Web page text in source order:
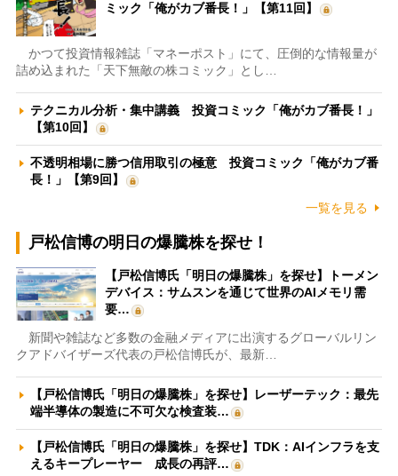
ミック「俺がカブ番長！」【第11回】
かつて投資情報雑誌「マネーポスト」にて、圧倒的な情報量が
詰め込まれた「天下無敵の株コミック」とし…
テクニカル分析・集中講義 投資コミック「俺がカブ番長！」
【第10回】
不透明相場に勝つ信用取引の極意 投資コミック「俺がカブ番
長！」【第9回】
一覧を見る
戸松信博の明日の爆騰株を探せ！
【戸松信博氏「明日の爆騰株」を探せ】トーメン
デバイス：サムスンを通じて世界のAIメモリ需
要…
新聞や雑誌など多数の金融メディアに出演するグローバルリン
クアドバイザーズ代表の戸松信博氏が、最新…
【戸松信博氏「明日の爆騰株」を探せ】レーザーテック：最先
端半導体の製造に不可欠な検査装…
【戸松信博氏「明日の爆騰株」を探せ】TDK：AIインフラを支
えるキープレーヤー 成長の再評…